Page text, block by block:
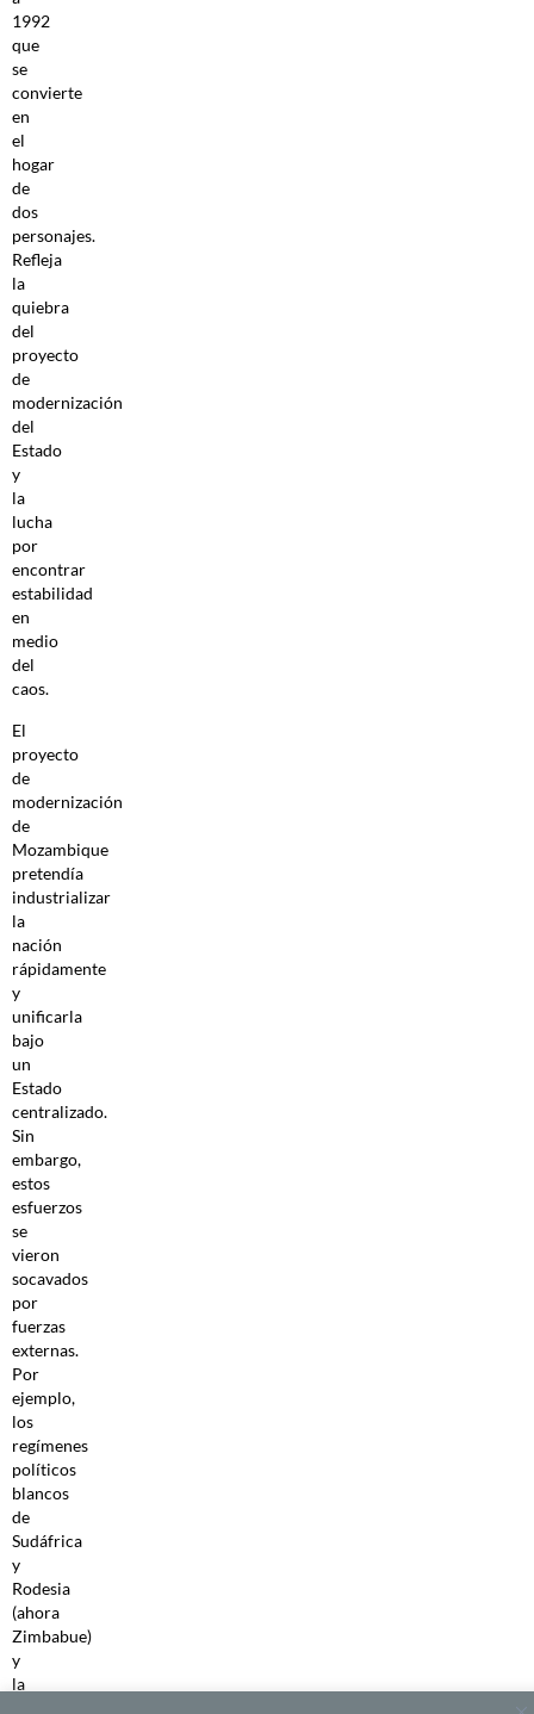
1992
que
se
convierte
en
el
hogar
de
dos
personajes.
Refleja
la
quiebra
del
proyecto
de
modernización
del
Estado
y
la
lucha
por
encontrar
estabilidad
en
medio
del
caos.
El
proyecto
de
modernización
de
Mozambique
pretendía
industrializar
la
nación
rápidamente
y
unificarla
bajo
un
Estado
centralizado.
Sin
embargo,
estos
esfuerzos
se
vieron
socavados
por
fuerzas
externas.
Por
ejemplo,
los
regímenes
políticos
blancos
de
Sudáfrica
y
Rodesia
(ahora
Zimbabue)
y
la